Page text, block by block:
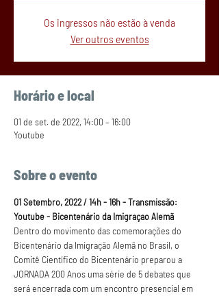
Os ingressos não estão à venda
Ver outros eventos
Horário e local
01 de set. de 2022, 14:00 – 16:00
Youtube
Sobre o evento
01 Setembro, 2022 / 14h - 16h - Transmissão:
Youtube - Bicentenário da Imigraçao Alemã
Dentro do movimento das comemorações do
Bicentenário da Imigração Alemã no Brasil, o
Comitê Científico do Bicentenário preparou a
JORNADA 200 Anos uma série de 5 debates que
será encerrada com um encontro presencial em